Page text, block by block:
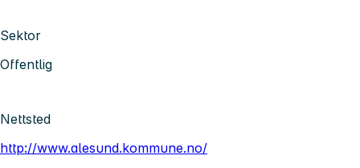
Sektor
Offentlig
Nettsted
http://www.alesund.kommune.no/